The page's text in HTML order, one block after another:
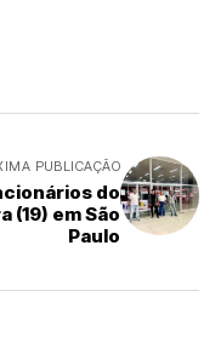
PUBLICAÇÃO
do
em São
Paulo